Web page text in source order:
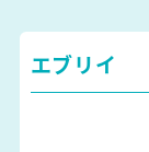
エブリイ